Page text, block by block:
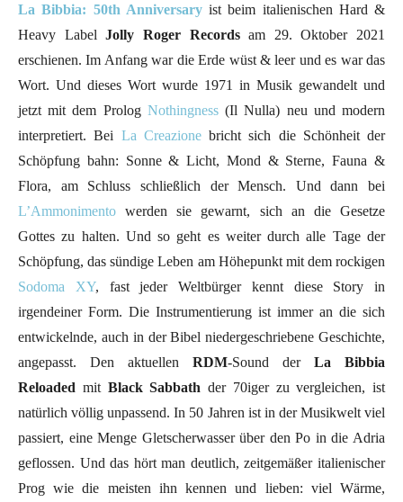
La Bibbia: 50th Anniversaryist beim italienischen Hard &
Heavy LabelJolly Roger Recordsam 29. Oktober 2021
erschienen. Im Anfang war die Erde wüst & leer und es war das
Wort. Und dieses Wort wurde 1971 in Musik gewandelt und
jetzt mit dem Prolog Nothingness(Il Nulla) neu und modern
interpretiert. Bei La Creazionebricht sich die Schönheit der
Schöpfung bahn: Sonne & Licht, Mond & Sterne, Fauna &
Flora, am Schluss schließlich der Mensch. Und dann bei
L’Ammonimento werden sie gewarnt, sich an die Gesetze
Gottes zu halten. Und so geht es weiter durch alle Tage der
Schöpfung, das sündige Leben am Höhepunkt mit dem rockigen
Sodoma XY, fast jeder Weltbürger kennt diese Story in
irgendeiner Form. Die Instrumentierung ist immer an die sich
entwickelnde, auch in der Bibel niedergeschriebene Geschichte,
angepasst. Den aktuellen RDM-Sound der La Bibbia
Reloaded mit BlackSabbath der 70iger zu vergleichen, ist
natürlich völlig unpassend. In 50 Jahren ist in der Musikwelt viel
passiert, eine Menge Gletscherwasser über den Po in die Adria
geflossen. Und das hört man deutlich, zeitgemäßer italienischer
Prog wie die meisten ihn kennen und lieben: viel Wärme,